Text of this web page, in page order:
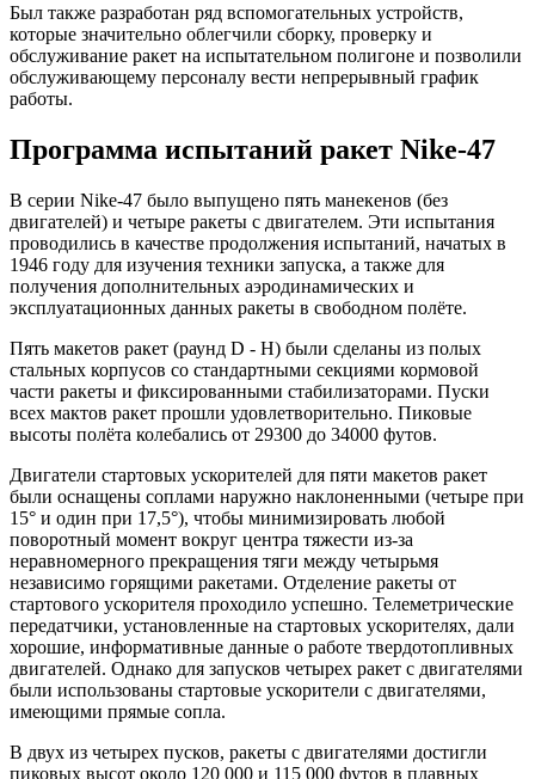
Был также разработан ряд вспомогательных устройств,
которые значительно облегчили сборку, проверку и
обслуживание ракет на испытательном полигоне и позволили
обслуживающему персоналу вести непрерывный график
работы.
Программа испытаний ракет Nike-47
В серии Nike-47 было выпущено пять манекенов (без
двигателей) и четыре ракеты с двигателем. Эти испытания
проводились в качестве продолжения испытаний, начатых в
1946 году для изучения техники запуска, а также для
получения дополнительных аэродинамических и
эксплуатационных данных ракеты в свободном полёте.
Пять макетов ракет (раунд D - H) были сделаны из полых
стальных корпусов со стандартными секциями кормовой
части ракеты и фиксированными стабилизаторами. Пуски
всех мактов ракет прошли удовлетворительно. Пиковые
высоты полёта колебались от 29300 до 34000 футов.
Двигатели стартовых ускорителей для пяти макетов ракет
были оснащены соплами наружно наклоненными (четыре при
15° и один при 17,5°), чтобы минимизировать любой
поворотный момент вокруг центра тяжести из-за
неравномерного прекращения тяги между четырьмя
независимо горящими ракетами. Отделение ракеты от
стартового ускорителя проходило успешно. Телеметрические
передатчики, установленные на стартовых ускорителях, дали
хорошие, информативные данные о работе твердотопливных
двигателей. Однако для запусков четырех ракет с двигателями
были использованы стартовые ускорители с двигателями,
имеющими прямые сопла.
В двух из четырех пусков, ракеты с двигателями достигли
пиковых высот около 120 000 и 115 000 футов в плавных